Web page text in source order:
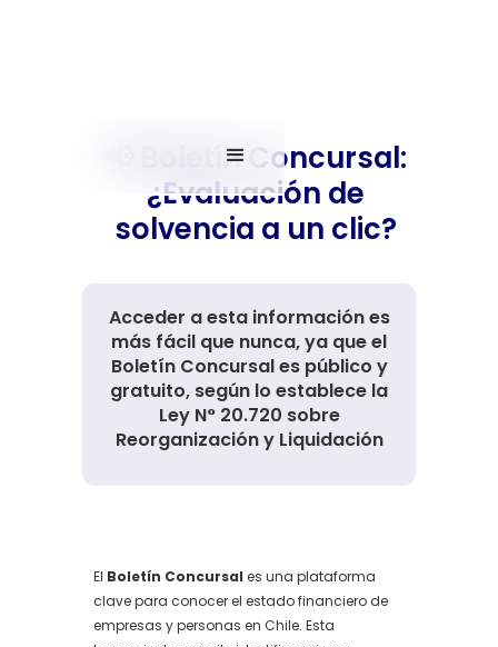
📢 Boletín Concursal:
¿Evaluación de
solvencia a un clic?
Acceder a esta información es
más fácil que nunca, ya que el
Boletín Concursal es público y
gratuito, según lo establece la
Ley N° 20.720 sobre
Reorganización y Liquidación
El Boletín Concursal es una plataforma
clave para conocer el estado financiero de
empresas y personas en Chile. Esta